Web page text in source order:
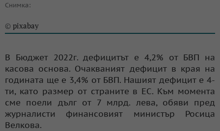
Снимка:
© pixabay
В Бюджет 2022г. дефицитът е 4,2% от БВП на
касова основа. Очакваният дефицит в края на
годината ще е 3,4% от БВП. Нашият дефицит е 4-
ти, като размер от страните в ЕС. Към момента
сме поели дълг от 7 млрд. лева, обяви пред
журналисти финансовият министър Росица
Велкова.